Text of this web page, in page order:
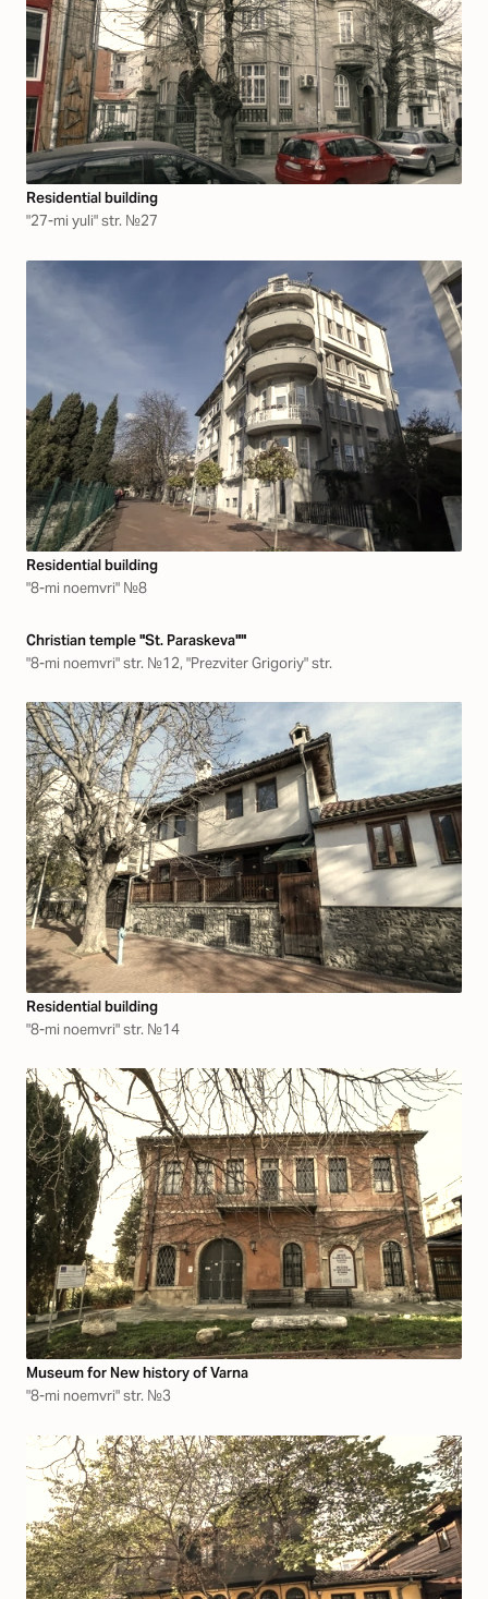
Residential building
"27-mi yuli" str. №27
Residential building
"8-mi noemvri" №8
Christian temple "St. Paraskeva""
"8-mi noemvri" str. №12, "Prezviter Grigoriy" str.
Residential building
"8-mi noemvri" str. №14
Museum for New history of Varna
"8-mi noemvri" str. №3